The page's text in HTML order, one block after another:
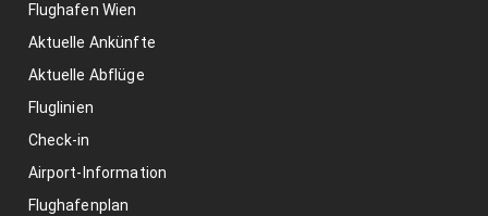
Flughafen Wien
Aktuelle Ankünfte
Aktuelle Abflüge
Fluglinien
Check-in
Airport-Information
Flughafenplan